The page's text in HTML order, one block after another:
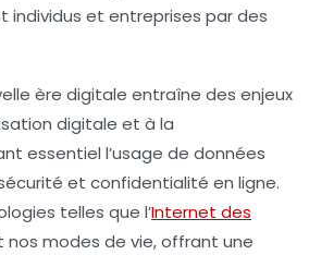
individus et entreprises par des
ère digitale entraîne des enjeux
digitale et à la
essentiel l’usage de données
et confidentialité en ligne.
telles que l’Internet des
modes de vie, offrant une